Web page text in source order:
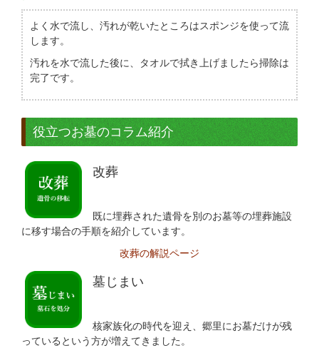
よく水で流し、汚れが乾いたところはスポンジを使って流
します。
汚れを水で流した後に、タオルで拭き上げましたら掃除は
完了です。
役立つお墓のコラム紹介
改葬
既に埋葬された遺骨を別のお墓等の埋葬施設
に移す場合の手順を紹介しています。
改葬の解説ページ
墓じまい
核家族化の時代を迎え、郷里にお墓だけが残
っているという方が増えてきました。